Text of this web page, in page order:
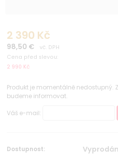
2 390 Kč
98,50 €
vč. DPH
Cena před slevou:
2 990 Kč
Produkt je momentálně
budeme informovat.
Váš e-mail:
Dostupnost: